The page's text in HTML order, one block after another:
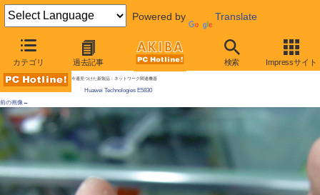
Powered by Translate
カテゴリ 過去記事 検索 Impressサイト
AKIBA PC Hotline! 2010年2月27日号
SIM直挿しの小型ルータが販売中、海外向け
今週見つけた新製品：ネットワーク関連機器
Huawei Technologies E5830
前の画像←